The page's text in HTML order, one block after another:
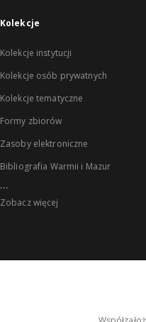
Kolekcje
Kolekcje instytucji
Kolekcje osób prywatnych
Kolekcje tematyczne
Formy zbiorów
Zasoby elektroniczne
Bibliografia Warmii i Mazur
...
Zobacz więcej